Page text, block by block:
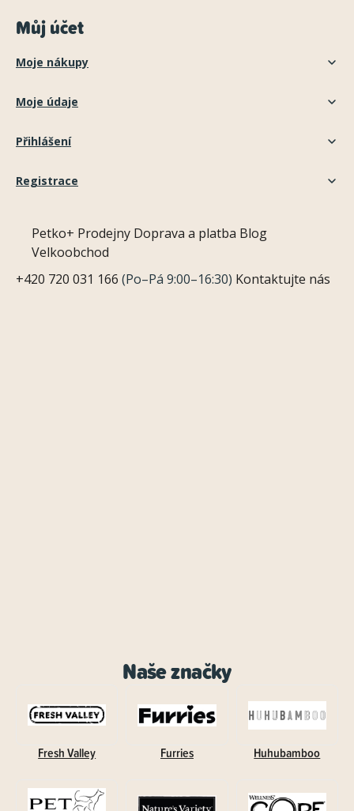
Můj účet
Moje nákupy
Moje údaje
Přihlášení
Registrace
Petko+ Prodejny Doprava a platba Blog
Velkoobchod
+420 720 031 166 (Po–Pá 9:00–16:30) Kontaktujte nás
Naše značky
Fresh Valley Furries Huhubamboo